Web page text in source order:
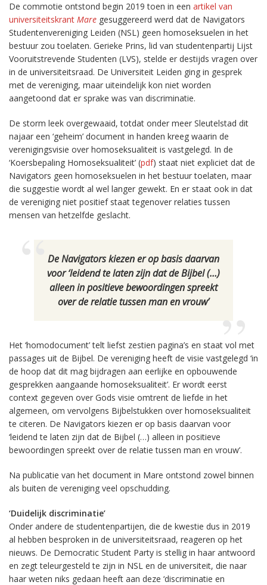
De commotie ontstond begin 2019 toen in een artikel van
universiteitskrant Mare gesuggereerd werd dat de Navigators
Studentenvereniging Leiden (NSL) geen homoseksuelen in het
bestuur zou toelaten. Gerieke Prins, lid van studentenpartij Lijst
Vooruitstrevende Studenten (LVS), stelde er destijds vragen over
in de universiteitsraad. De Universiteit Leiden ging in gesprek
met de vereniging, maar uiteindelijk kon niet worden
aangetoond dat er sprake was van discriminatie.
De storm leek overgewaaid, totdat onder meer Sleutelstad dit
najaar een ‘geheim’ document in handen kreeg waarin de
verenigingsvisie over homoseksualiteit is vastgelegd. In de
‘Koersbepaling Homoseksualiteit’ (pdf) staat niet expliciet dat de
Navigators geen homoseksuelen in het bestuur toelaten, maar
die suggestie wordt al wel langer gewekt. En er staat ook in dat
de vereniging niet positief staat tegenover relaties tussen
mensen van hetzelfde geslacht.
De Navigators kiezen er op basis daarvan
voor ‘leidend te laten zijn dat de Bijbel (…)
alleen in positieve bewoordingen spreekt
over de relatie tussen man en vrouw’
Het ‘homodocument’ telt liefst zestien pagina’s en staat vol met
passages uit de Bijbel. De vereniging heeft de visie vastgelegd ‘in
de hoop dat dit mag bijdragen aan eerlijke en opbouwende
gesprekken aangaande homoseksualiteit’. Er wordt eerst
context gegeven over Gods visie omtrent de liefde in het
algemeen, om vervolgens Bijbelstukken over homoseksualiteit
te citeren. De Navigators kiezen er op basis daarvan voor
‘leidend te laten zijn dat de Bijbel (…) alleen in positieve
bewoordingen spreekt over de relatie tussen man en vrouw’.
Na publicatie van het document in Mare ontstond zowel binnen
als buiten de vereniging veel opschudding.
‘Duidelijk discriminatie’
Onder andere de studentenpartijen, die de kwestie dus in 2019
al hebben besproken in de universiteitsraad, reageren op het
nieuws. De Democratic Student Party is stellig in haar antwoord
en zegt teleurgesteld te zijn in NSL en de universiteit, die naar
haar weten niks gedaan heeft aan deze ‘discriminatie en